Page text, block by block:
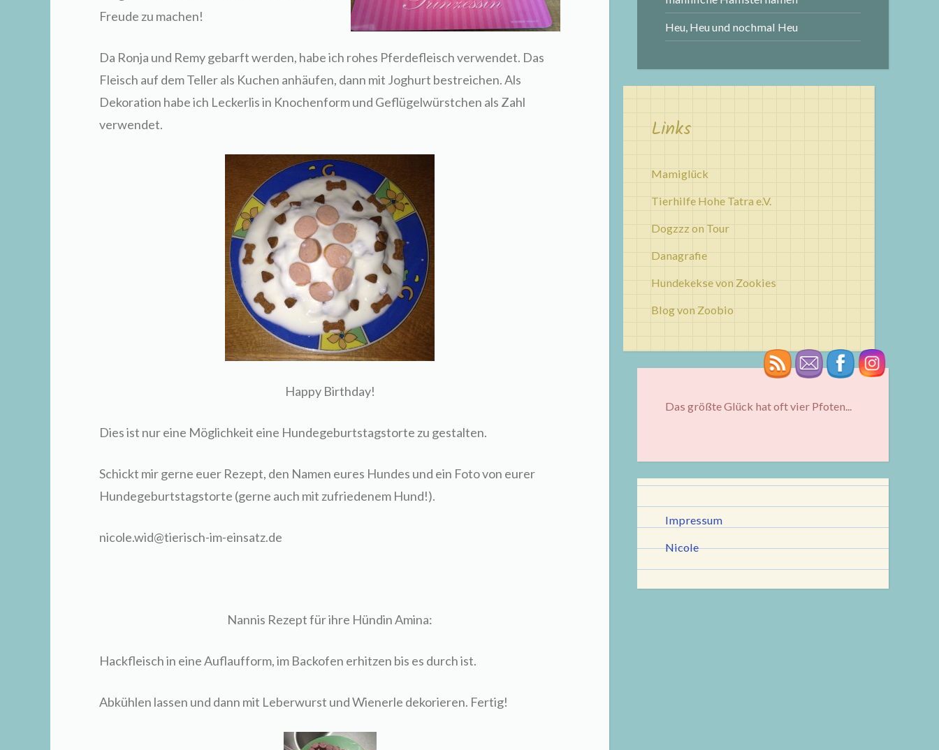
Freude zu machen!
Da Ronja und Remy gebarft werden, habe ich rohes Pferdefleisch verwendet. Das
Fleisch auf dem Teller als Kuchen anhäufen, dann mit Joghurt bestreichen. Als
Dekoration habe ich Leckerlis in Knochenform und Geflügelwürstchen als Zahl
verwendet.
Happy Birthday!
Dies ist nur eine Möglichkeit eine Hundegeburtstagstorte zu gestalten.
Schickt mir gerne euer Rezept, den Namen eures Hundes und ein Foto von eurer
Hundegeburtstagstorte (gerne auch mit zufriedenem Hund!).
nicole.wid@tierisch-im-einsatz.de
Nannis Rezept für ihre Hündin Amina:
Hackfleisch in eine Auflaufform, im Backofen erhitzen bis es durch ist.
Abkühlen lassen und dann mit Leberwurst und Wienerle dekorieren. Fertig!
Heu, Heu und nochmal Heu
Links
Mamiglück
Tierhilfe Hohe Tatra e.V.
Dogzzz on Tour
Danagrafie
Hundekekse von Zookies
Blog von Zoobio
Das größte Glück hat oft vier Pfoten...
Impressum
Nicole